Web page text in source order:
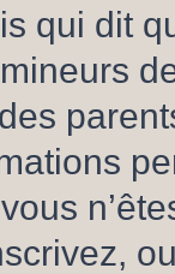
qui dit
des